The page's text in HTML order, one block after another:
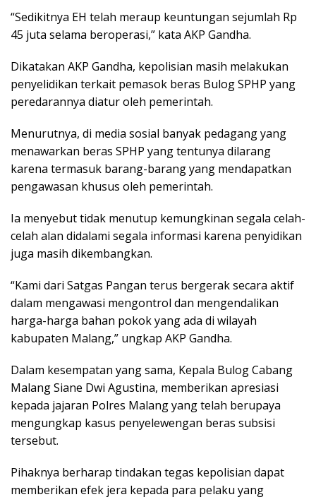
“Sedikitnya EH telah meraup keuntungan sejumlah Rp
45 juta selama beroperasi,” kata AKP Gandha.
Dikatakan AKP Gandha, kepolisian masih melakukan
penyelidikan terkait pemasok beras Bulog SPHP yang
peredarannya diatur oleh pemerintah.
Menurutnya, di media sosial banyak pedagang yang
menawarkan beras SPHP yang tentunya dilarang
karena termasuk barang-barang yang mendapatkan
pengawasan khusus oleh pemerintah.
Ia menyebut tidak menutup kemungkinan segala celah-
celah alan didalami segala informasi karena penyidikan
juga masih dikembangkan.
“Kami dari Satgas Pangan terus bergerak secara aktif
dalam mengawasi mengontrol dan mengendalikan
harga-harga bahan pokok yang ada di wilayah
kabupaten Malang,” ungkap AKP Gandha.
Dalam kesempatan yang sama, Kepala Bulog Cabang
Malang Siane Dwi Agustina, memberikan apresiasi
kepada jajaran Polres Malang yang telah berupaya
mengungkap kasus penyelewengan beras subsisi
tersebut.
Pihaknya berharap tindakan tegas kepolisian dapat
memberikan efek jera kepada para pelaku yang